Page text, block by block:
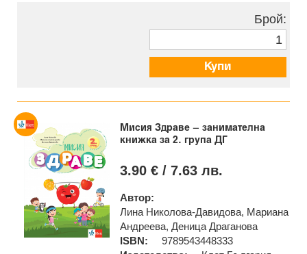
Брой:
Купи
Мисия Здраве – занимателна
книжка за 2. група ДГ
3.90 € / 7.63 лв.
Автор:
Лина Николова-Давидова, Мариана
Андреева, Деница Драганова
ISBN:
9789543448333